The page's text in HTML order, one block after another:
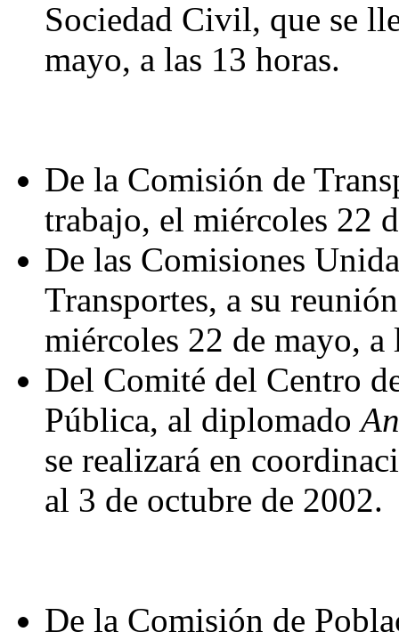
Sociedad Civil, que se
mayo, a las 13 horas.
De la Comisión de
trabajo, el miércoles 22
De las Comisiones
Transportes, a su
miércoles 22 de mayo, a
Del Comité del Centro
Pública, al diplomado
se realizará en
al 3 de octubre de 2002.
De la Comisión de